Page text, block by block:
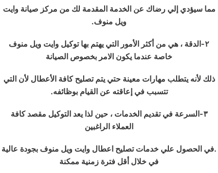
مما سيؤدي إلي رضاك عن الخدمة المقدمة لك من مركز صيانة وايت
ويل منوف.
٢- الدقة ، هي من أكثر الأمور التي يهتم بها توكيل وايت ويل منوف
خاصة عندما يكون الامر بخصوص الصيانة
ذلك لأنه يتطلب مهارات معينة حتي يتم تصليح كافة الأعطال لأن التي
تتسبب في إعاقته عن القيام بوظائفه.
٣- السرعة في تقديم الخدمات ، حين لذا يعد التوكيل مقصد كافة
العملاء الراغبين
.في الحصول علي خدمات تصليح اعطال وايت ويل منوف بجودة عالية
في خلال أقل فترة زمنية ممكنة